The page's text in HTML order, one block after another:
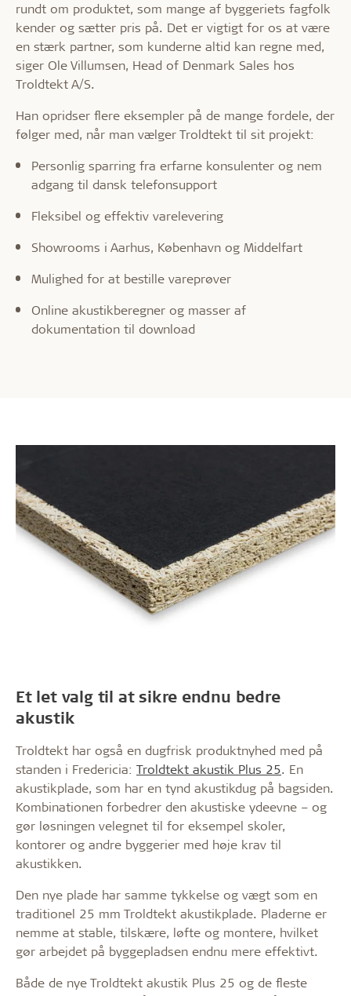
rundt om produktet, som mange af byggeriets fagfolk
kender og sætter pris på. Det er vigtigt for os at være
en stærk partner, som kunderne altid kan regne med,
siger Ole Villumsen, Head of Denmark Sales hos
Troldtekt A/S.
Han opridser flere eksempler på de mange fordele, der
følger med, når man vælger Troldtekt til sit projekt:
Personlig sparring fra erfarne konsulenter og nem
adgang til dansk telefonsupport
Fleksibel og effektiv varelevering
Showrooms i Aarhus, København og Middelfart
Mulighed for at bestille vareprøver
Online akustikberegner og masser af
dokumentation til download
Et let valg til at sikre endnu bedre
akustik
Troldtekt har også en dugfrisk produktnyhed med på
standen i Fredericia: Troldtekt akustik Plus 25. En
akustikplade, som har en tynd akustikdug på bagsiden.
Kombinationen forbedrer den akustiske ydeevne – og
gør løsningen velegnet til for eksempel skoler,
kontorer og andre byggerier med høje krav til
akustikken.
Den nye plade har samme tykkelse og vægt som en
traditionel 25 mm Troldtekt akustikplade. Pladerne er
nemme at stable, tilskære, løfte og montere, hvilket
gør arbejdet på byggepladsen endnu mere effektivt.
Både de nye Troldtekt akustik Plus 25 og de fleste